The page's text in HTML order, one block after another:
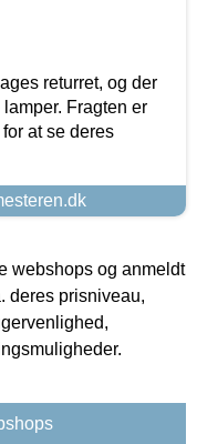
returret, og der
Fragten er
at se deres
webshops og anmeldt
deres prisniveau,